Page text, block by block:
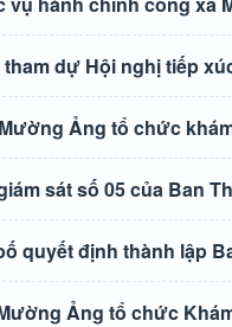
dự Hội nghị tiếp
Ảng tổ chức
sát số 05 của Ban
quyết định thành lập
Ảng tổ chức